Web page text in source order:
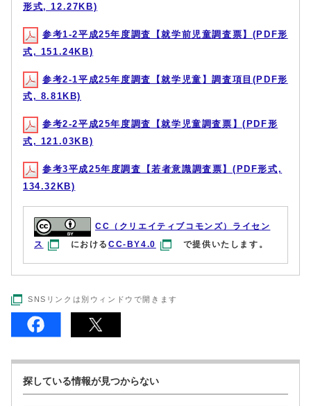
形式, 12.27KB)
参考1-2平成25年度調査【就学前児童調査票】(PDF形
式, 151.24KB)
参考2-1平成25年度調査【就学児童】調査項目(PDF形
式, 8.81KB)
参考2-2平成25年度調査【就学児童調査票】(PDF形
式, 121.03KB)
参考3平成25年度調査【若者意識調査票】(PDF形式,
134.32KB)
CC（クリエイティブコモンズ）ライセン
ス
におけるCC-BY4.0 で提供いたします。
SNSリンクは別ウィンドウで開きます
探している情報が見つからない